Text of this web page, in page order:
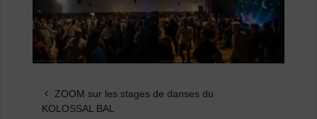
ZOOM sur les stages de danses du
KOLOSSAL BAL